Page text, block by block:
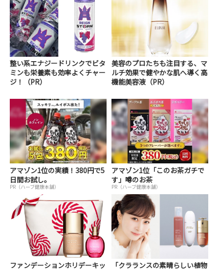
整い系エナジードリンクでビタ
ミンも栄養素も効率よくチャー
ジ！（PR）
美容のプロたちも注目する、マ
ルチ効果で健やかな肌へ導く高
機能美容液（PR）
アマゾン1位の実績！380円で5
日間お試し。
PR（ハーブ健康本舗）
アマゾン1位「このお茶ガチで
す」噂のお茶
PR（ハーブ健康本舗）
ファンデーションホリデーキッ
「クラランスの素晴らしい植物